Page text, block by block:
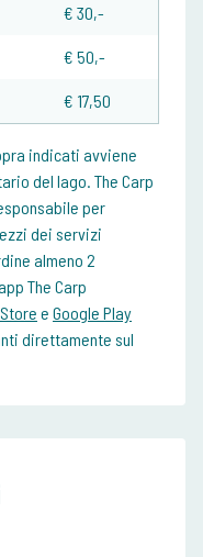
€ 30,-
€ 50,-
€ 17,50
indicati avviene
del lago. The Carp
per
dei servizi
almeno 2
The Carp
e Google Play
direttamente sul